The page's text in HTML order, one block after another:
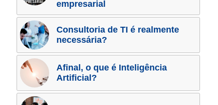
empresarial
Consultoria de TI é realmente
necessária?
Afinal, o que é Inteligência
Artificial?